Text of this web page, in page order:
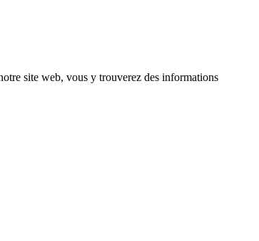
site web, vous y trouverez des informations